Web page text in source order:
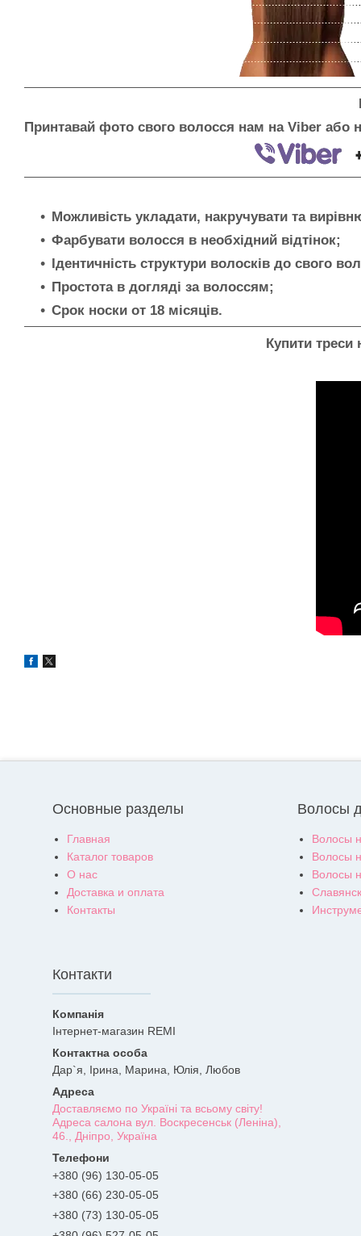
Принтавай фото свого волосся нам на Viber або
Можливість укладати, накручувати та
Фарбувати волосся в необхідний відтінок;
Ідентичність структури волосків до свого
Простота в догляді за волоссям;
Срок носки от 18 місяців.
Купити
Основные разделы
Главная
Каталог товаров
О нас
Доставка и оплата
Контакты
Волосы
Волосы
Волосы
Волосы
Контакти
Інтернет-магазин REMI
Дар`я, Ірина, Марина, Юлія, Любов
Доставляємо по Україні та всьому світу!
Адреса салона вул. Воскресенськ (Леніна),
46., Дніпро, Україна
+380 (96) 130-05-05
+380 (66) 230-05-05
+380 (73) 130-05-05